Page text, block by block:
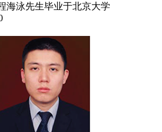
海泳先生毕业于北京大学